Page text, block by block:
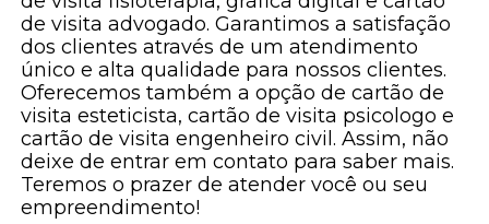
de visita advogado. Garantimos a satisfação
dos clientes através de um atendimento
único e alta qualidade para nossos clientes.
Oferecemos também a opção de cartão de
visita esteticista, cartão de visita psicologo e
cartão de visita engenheiro civil. Assim, não
deixe de entrar em contato para saber mais.
Teremos o prazer de atender você ou seu
empreendimento!